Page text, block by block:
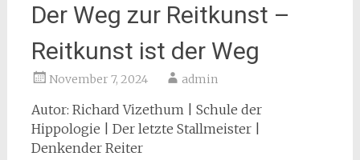
Der Weg zur Reitkunst –
Reitkunst ist der Weg
November 7, 2024 admin
Autor: Richard Vizethum | Schule der
Hippologie | Der letzte Stallmeister |
Denkender Reiter